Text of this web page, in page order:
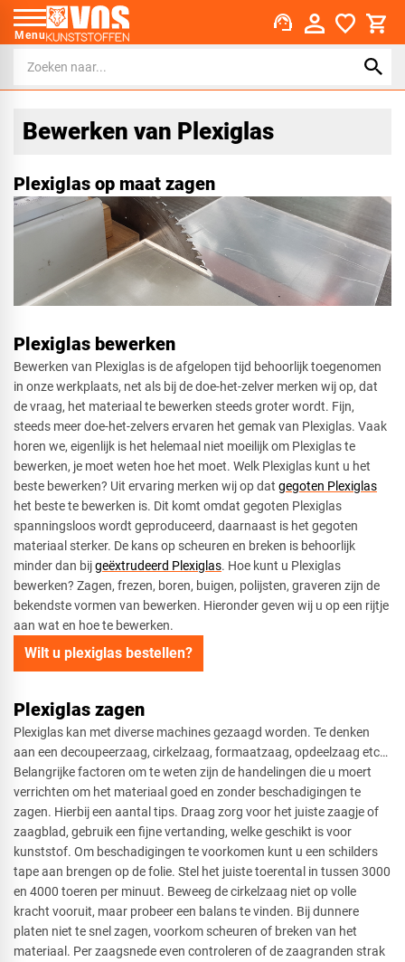
Menu support_agent
Bewerken van Plexiglas
Plexiglas op maat zagen
Plexiglas bewerken
Bewerken van Plexiglas is de afgelopen tijd behoorlijk toegenomen
in onze werkplaats, net als bij de doe-het-zelver merken wij op, dat
de vraag, het materiaal te bewerken steeds groter wordt. Fijn,
steeds meer doe-het-zelvers ervaren het gemak van Plexiglas. Vaak
horen we, eigenlijk is het helemaal niet moeilijk om Plexiglas te
bewerken, je moet weten hoe het moet. Welk Plexiglas kunt u het
beste bewerken? Uit ervaring merken wij op dat gegoten Plexiglas
het beste te bewerken is. Dit komt omdat gegoten Plexiglas
spanningsloos wordt geproduceerd, daarnaast is het gegoten
materiaal sterker. De kans op scheuren en breken is behoorlijk
minder dan bijgeëxtrudeerd Plexiglas. Hoe kunt u Plexiglas
bewerken? Zagen, frezen, boren, buigen, polijsten, graveren zijn de
bekendste vormen van bewerken. Hieronder geven wij u op een rijtje
aan wat en hoe te bewerken.
Wilt u plexiglas bestellen?
Plexiglas zagen
Plexiglas kan met diverse machines gezaagd worden. Te denken
aan een decoupeerzaag, cirkelzaag, formaatzaag, opdeelzaag etc…
Belangrijke factoren om te weten zijn de handelingen die u moert
verrichten om het materiaal goed en zonder beschadigingen te
zagen. Hierbij een aantal tips. Draag zorg voor het juiste zaagje of
zaagblad, gebruik een fijne vertanding, welke geschikt is voor
kunststof. Om beschadigingen te voorkomen kunt u een schilders
tape aan brengen op de folie. Stel het juiste toerental in tussen 3000
en 4000 toeren per minuut. Beweeg de cirkelzaag niet op volle
kracht vooruit, maar probeer een balans te vinden. Bij dunnere
platen niet te snel zagen, voorkom scheuren of breken van het
materiaal. Per zaagsnede even controleren of de zaagranden strak